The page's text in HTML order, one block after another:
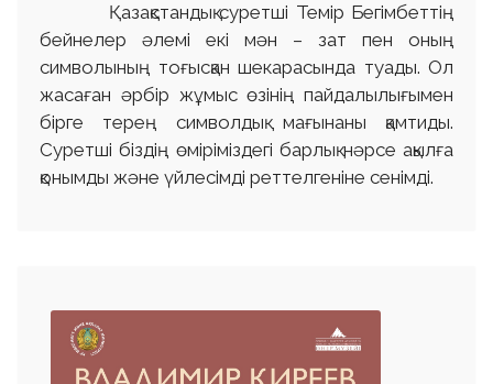
Қазақстандық суретші Темір Бегімбеттің
бейнелер әлемі екі мән – зат пен оның
символының тоғысқан шекарасында туады. Ол
жасаған әрбір жұмыс өзінің пайдалылығымен
бірге терең символдық мағынаны қамтиды.
Суретші біздің өміріміздегі барлық нәрсе ақылға
қонымды және үйлесімді реттелгеніне сенімді.